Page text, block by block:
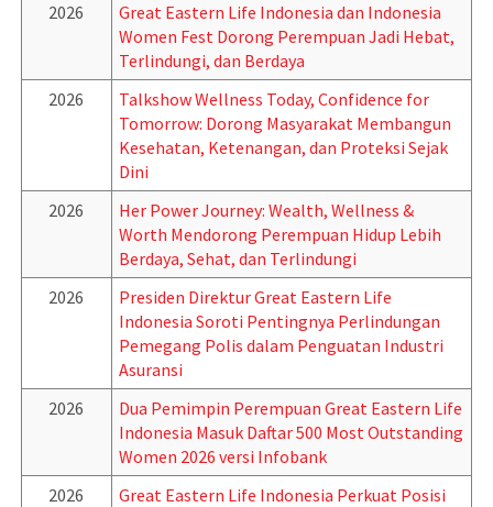
2026
Great Eastern Life Indonesia dan Indonesia
Women Fest Dorong Perempuan Jadi Hebat,
Terlindungi, dan Berdaya
2026
Talkshow Wellness Today, Confidence for
Tomorrow: Dorong Masyarakat Membangun
Kesehatan, Ketenangan, dan Proteksi Sejak
Dini
2026
Her Power Journey: Wealth, Wellness &
Worth Mendorong Perempuan Hidup Lebih
Berdaya, Sehat, dan Terlindungi
2026
Presiden Direktur Great Eastern Life
Indonesia Soroti Pentingnya Perlindungan
Pemegang Polis dalam Penguatan Industri
Asuransi
2026
Dua Pemimpin Perempuan Great Eastern Life
Indonesia Masuk Daftar 500 Most Outstanding
Women 2026 versi Infobank
2026
Great Eastern Life Indonesia Perkuat Posisi